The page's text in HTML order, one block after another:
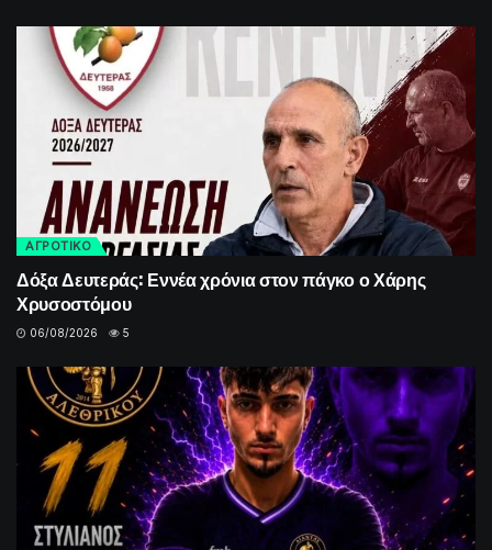
ΑΓΡΟΤΙΚΟ
Δόξα Δευτεράς: Εννέα χρόνια στον πάγκο ο Χάρης
Χρυσοστόμου
06/08/2026 5